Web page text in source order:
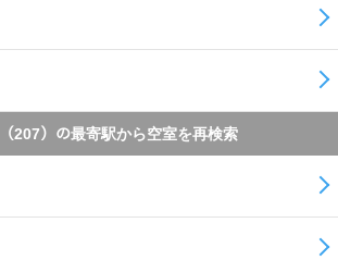
（207）の最寄駅から空室を再検索